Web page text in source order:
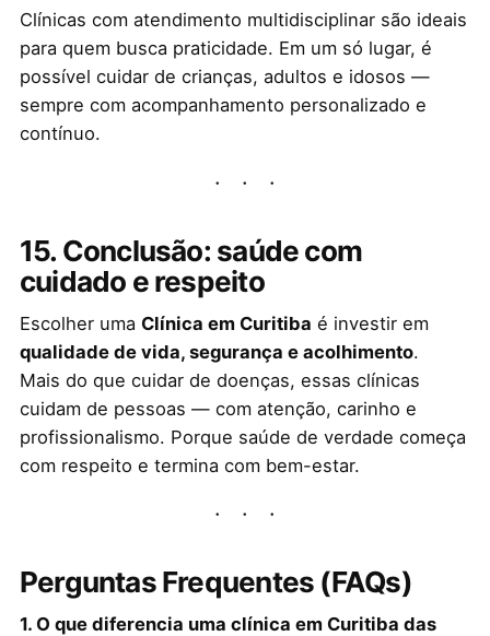
Clínicas com atendimento multidisciplinar são ideais
para quem busca praticidade. Em um só lugar, é
possível cuidar de crianças, adultos e idosos —
sempre com acompanhamento personalizado e
contínuo.
15. Conclusão: saúde com
cuidado e respeito
Escolher uma Clínica em Curitiba é investir em
qualidade de vida, segurança e acolhimento.
Mais do que cuidar de doenças, essas clínicas
cuidam de pessoas — com atenção, carinho e
profissionalismo. Porque saúde de verdade começa
com respeito e termina com bem-estar.
Perguntas Frequentes (FAQs)
1. O que diferencia uma clínica em Curitiba das